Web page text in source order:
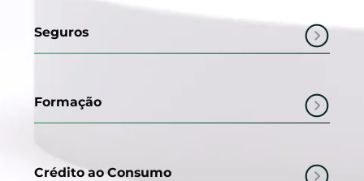
Seguros
Formação
Crédito ao Consumo